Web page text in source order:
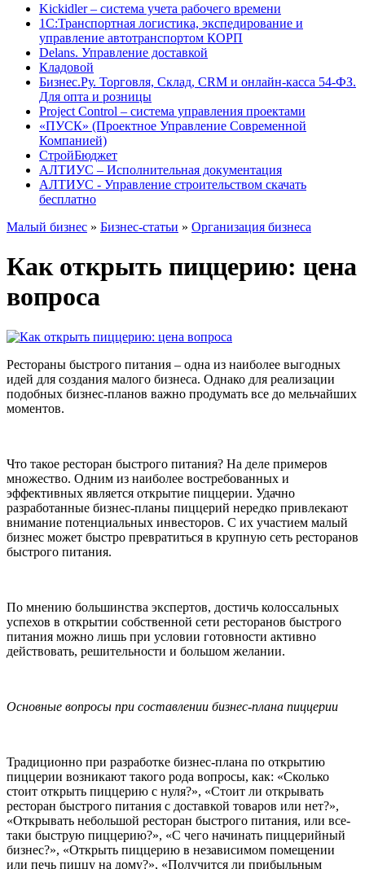
Kickidler – система учета рабочего времени
1С:Транспортная логистика, экспедирование и
управление автотранспортом КОРП
Delans. Управление доставкой
Кладовой
Бизнес.Ру. Торговля, Склад, CRM и онлайн-касса 54-ФЗ.
Для опта и розницы
Project Сontrol – система управления проектами
«ПУСК» (Проектное Управление Современной
Компанией)
СтройБюджет
АЛТИУС – Исполнительная документация
АЛТИУС - Управление строительством скачать
бесплатно
Малый бизнес » Бизнес-статьи » Организация бизнеса
Как открыть пиццерию: цена
вопроса
Рестораны быстрого питания – одна из наиболее выгодных
идей для создания малого бизнеса. Однако для реализации
подобных бизнес-планов важно продумать все до мельчайших
моментов.
Что такое ресторан быстрого питания? На деле примеров
множество. Одним из наиболее востребованных и
эффективных является открытие пиццерии. Удачно
разработанные бизнес-планы пиццерий нередко привлекают
внимание потенциальных инвесторов. С их участием малый
бизнес может быстро превратиться в крупную сеть ресторанов
быстрого питания.
По мнению большинства экспертов, достичь колоссальных
успехов в открытии собственной сети ресторанов быстрого
питания можно лишь при условии готовности активно
действовать, решительности и большом желании.
Основные вопросы при составлении бизнес-плана пиццерии
Традиционно при разработке бизнес-плана по открытию
пиццерии возникают такого рода вопросы, как: «Сколько
стоит открыть пиццерию с нуля?», «Стоит ли открывать
ресторан быстрого питания с доставкой товаров или нет?»,
«Открывать небольшой ресторан быстрого питания, или все-
таки быструю пиццерию?», «С чего начинать пиццерийный
бизнес?», «Открыть пиццерию в независимом помещении
или печь пиццу на дому?», «Получится ли прибыльным